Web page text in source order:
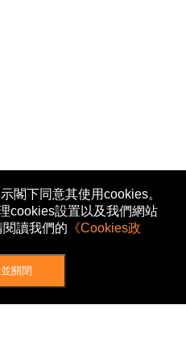
閣下同意其使用cookies。
cookies設置以及我們網站
讀我們的 《Cookies政
關閉